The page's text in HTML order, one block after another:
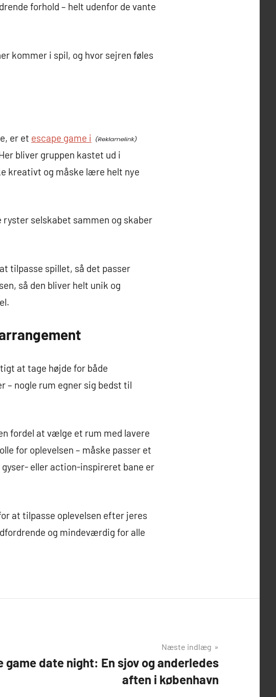
forhold – helt udenfor de vante
kommer i spil, og hvor sejren føles
er et escape game i
bliver gruppen kastet ud i
kreativt og måske lære helt nye
selskabet sammen og skaber
tilpasse spillet, så det passer
så den bliver helt unik og
at tage højde for både
– nogle rum egner sig bedst til
fordel at vælge et rum med lavere
for oplevelsen – måske passer et
eller action-inspireret bane er
at tilpasse oplevelsen efter jeres
og mindeværdig for alle
Næste indlæg
game date night: En sjov og anderledes
aften i københavn